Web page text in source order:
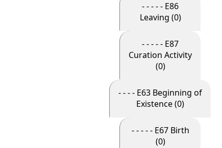
- - - - - E86
Leaving (0)
- - - - - E87
Curation Activity
(0)
- - - - E63 Beginning of
Existence (0)
- - - - - E67 Birth
(0)